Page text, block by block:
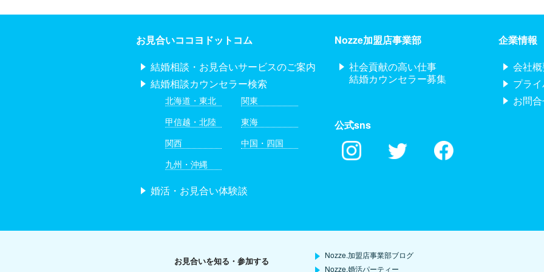
お見合いココヨドットコム
結婚相談・お見合いサービスのご案内
結婚相談カウンセラー検索
北海道・東北
関東
甲信越・北陸
東海
関西
中国・四国
九州・沖縄
婚活・お見合い体験談
Nozze加盟店事業部
社会貢献の高い仕事
結婚カウンセラー募集
公式sns
企業情報
会社
プラ
お問
お見合いを知る・参加する
Nozze.加盟店事業部ブログ
Nozze.婚活パーティー